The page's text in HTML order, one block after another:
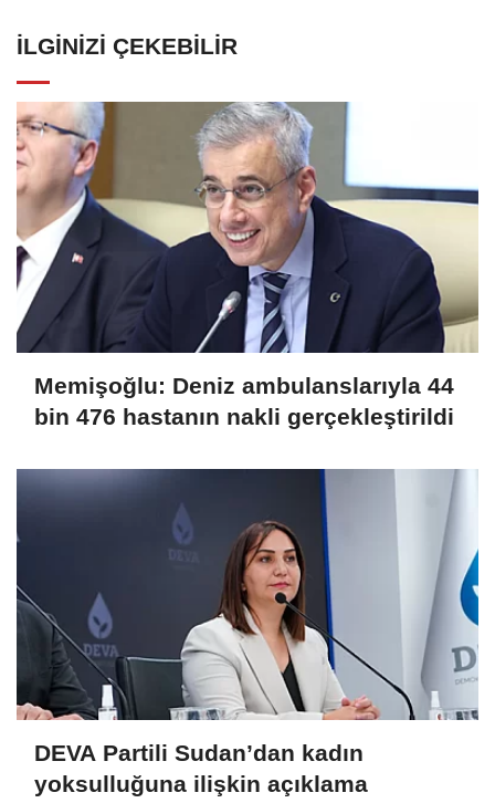
İLGINIZI ÇEKEBILIR
Memişoğlu: Deniz ambulanslarıyla 44
bin 476 hastanın nakli gerçekleştirildi
DEVA Partili Sudan’dan kadın
yoksulluğuna ilişkin açıklama